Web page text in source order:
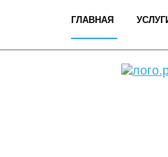
ГЛАВНАЯ